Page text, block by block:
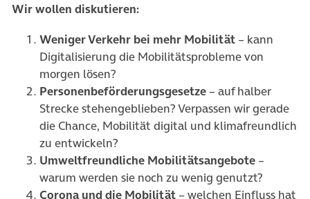
Wir wollen diskutieren:
Weniger Verkehr bei mehr Mobilität – kann
Digitalisierung die Mobilitätsprobleme von
morgen lösen?
Personenbeförderungsgesetze – auf halber
Strecke stehengeblieben? Verpassen wir gerade
die Chance, Mobilität digital und klimafreundlich
zu entwickeln?
Umweltfreundliche Mobilitätsangebote –
warum werden sie noch zu wenig genutzt?
Corona und die Mobilität – welchen Einfluss hat